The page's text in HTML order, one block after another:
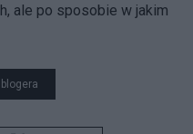
ale po sposobie w jakim